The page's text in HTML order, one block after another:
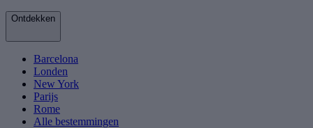
Ontdekken
Barcelona
Londen
New York
Parijs
Rome
Alle bestemmingen